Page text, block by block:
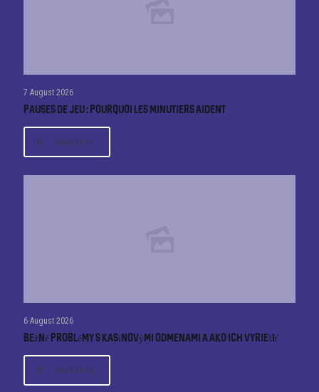
7 August 2026
Pauses de jeu : pourquoi les minutiers aident
Read More
6 August 2026
Bežné problémy s kasínovými odmenami a ako ich vyriešiť
Read More